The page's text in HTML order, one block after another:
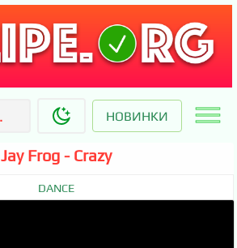
НОВИНКИ
Jay Frog - Crazy
DANCE